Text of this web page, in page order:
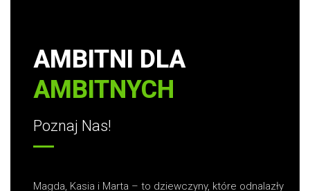
AMBITNI DLA
AMBITNYCH
Poznaj Nas!
Magda, Kasia i Marta – to dziewczyny, które odnalazły